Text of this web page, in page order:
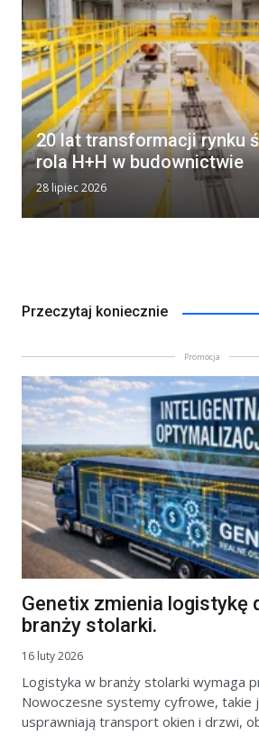
20 lat transformacji rynku
rola H+H w budownictwie
28 lipiec 2026
Przeczytaj koniecznie
Promocja
Genetix zmienia logistykę
branży stolarki.
16 luty 2026
Logistyka w branży stolarki wymaga
Nowoczesne systemy cyfrowe, takie
usprawniają transport okien i drzwi,